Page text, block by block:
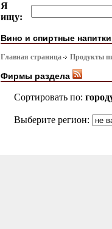
Я
ищу:
Вино и спиртные напитки
Главная страница Продукты
Фирмы раздела
Сортировать по:
Выберите регион: